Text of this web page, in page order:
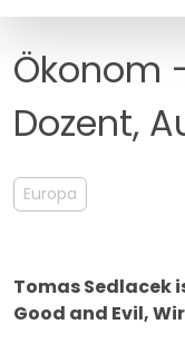
Ökonom
Dozent,
Europa
Tomas Sedlacek
Good and Evil,